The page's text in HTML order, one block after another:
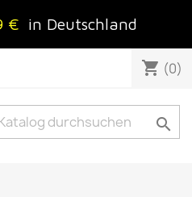
€ in Deutschland
shopping_cart (0)
